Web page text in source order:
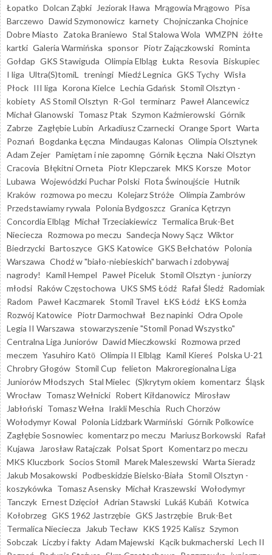
Łopatko Dolcan Ząbki Jeziorak Iława Mrągowia Mrągowo Pisa
Barczewo Dawid Szymonowicz karnety Chojniczanka Chojnice
Dobre Miasto Zatoka Braniewo Stal Stalowa Wola WMZPN żółte
kartki Galeria Warmińska sponsor Piotr Zajączkowski Rominta
Gołdap GKS Stawiguda Olimpia Elbląg Łukta Resovia Biskupiec
I liga Ultra(S)tomiL treningi Miedź Legnica GKS Tychy Wisła
Płock III liga Korona Kielce Lechia Gdańsk Stomil Olsztyn -
kobiety AS Stomil Olsztyn R-Gol terminarz Paweł Alancewicz
Michał Glanowski Tomasz Ptak Szymon Kaźmierowski Górnik
Zabrze Zagłębie Lubin Arkadiusz Czarnecki Orange Sport Warta
Poznań Bogdanka Łęczna Mindaugas Kalonas Olimpia Olsztynek
Adam Zejer Pamiętam i nie zapomnę Górnik Łęczna Naki Olsztyn
Cracovia Błękitni Orneta Piotr Klepczarek MKS Korsze Motor
Lubawa Wojewódzki Puchar Polski Flota Świnoujście Hutnik
Kraków rozmowa po meczu Kolejarz Stróże Olimpia Zambrów
Przedstawiamy rywala Polonia Bydgoszcz Granica Kętrzyn
Concordia Elbląg Michał Trzeciakiewicz Termalica Bruk-Bet
Nieciecza Rozmowa po meczu Sandecja Nowy Sącz Wiktor
Biedrzycki Bartoszyce GKS Katowice GKS Bełchatów Polonia
Warszawa Chodź w "biało-niebieskich" barwach i zdobywaj
nagrody!
Kamil Hempel Paweł Piceluk Stomil Olsztyn - juniorzy
młodsi Raków Częstochowa UKS SMS Łódź Rafał Śledź Radomiak
Radom Paweł Kaczmarek Stomil Travel ŁKS Łódź ŁKS Łomża
Rozwój Katowice Piotr Darmochwał Bez napinki Odra Opole
Legia II Warszawa stowarzyszenie "Stomil Ponad Wszystko"
Centralna Liga Juniorów Dawid Mieczkowski Rozmowa przed
meczem Yasuhiro Katō Olimpia II Elbląg Kamil Kiereś Polska U-21
Chrobry Głogów Stomil Cup felieton Makroregionalna Liga
Juniorów Młodszych Stal Mielec (S)krytym okiem komentarz Śląsk
Wrocław Tomasz Wełnicki Robert Kiłdanowicz Mirosław
Jabłoński Tomasz Wełna Irakli Meschia Ruch Chorzów
Wołodymyr Kowal Polonia Lidzbark Warmiński Górnik Polkowice
Zagłębie Sosnowiec komentarz po meczu Mariusz Borkowski Rafał
Kujawa
Jarosław Ratajczak Polsat Sport Komentarz po meczu
MKS Kluczbork Socios Stomil Marek Maleszewski Warta Sieradz
Jakub Mosakowski Podbeskidzie Bielsko-Biała Stomil Olsztyn -
koszykówka Tomasz Asensky Michał Kraszewski Wołodymyr
Tanczyk Ernest Dzięcioł Adrian Stawski Lukáš Kubáň Kotwica
Kołobrzeg GKS 1962 Jastrzębie GKS Jastrzębie Bruk-Bet
Termalica Nieciecza
Jakub Tecław KKS 1925 Kalisz Szymon
Sobczak Liczby i fakty Adam Majewski Kącik bukmacherski Lech II